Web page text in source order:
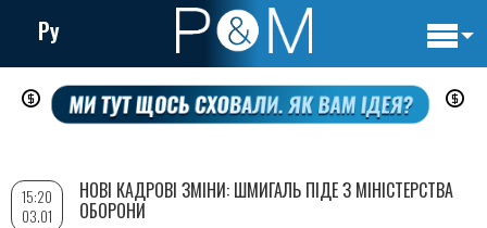
Перейти
до
вмісту
Ру
15:20
03.01
НОВІ КАДРОВІ ЗМІНИ: ШМИГАЛЬ ПІДЕ З МІНІСТЕРСТВА
ОБОРОНИ